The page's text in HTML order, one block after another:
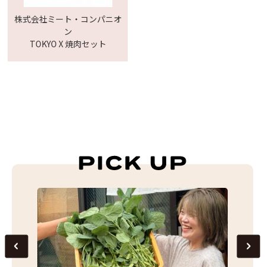
株式会社ミート・コンパニオ
ン
TOKYO X 焼肉セット